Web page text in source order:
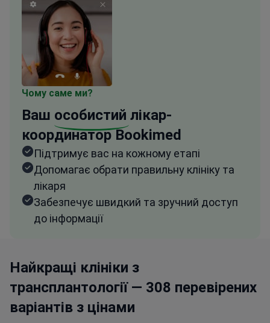
Чому саме ми?
Ваш особистий лікар-
координатор Bookimed
Підтримує вас на кожному етапі
Допомагає обрати правильну клініку та
лікаря
Забезпечує швидкий та зручний доступ
до інформації
Найкращі клініки з
трансплантології — 308 перевірених
варіантів з цінами